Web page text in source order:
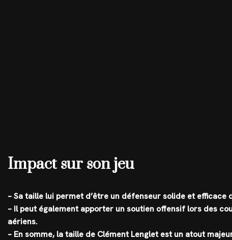
Impact sur son jeu
– Sa taille lui permet d’être un défenseur solide et efficace
– Il peut également apporter un soutien offensif lors des
aériens.
– En somme, la taille de Clément Lenglet est un atout